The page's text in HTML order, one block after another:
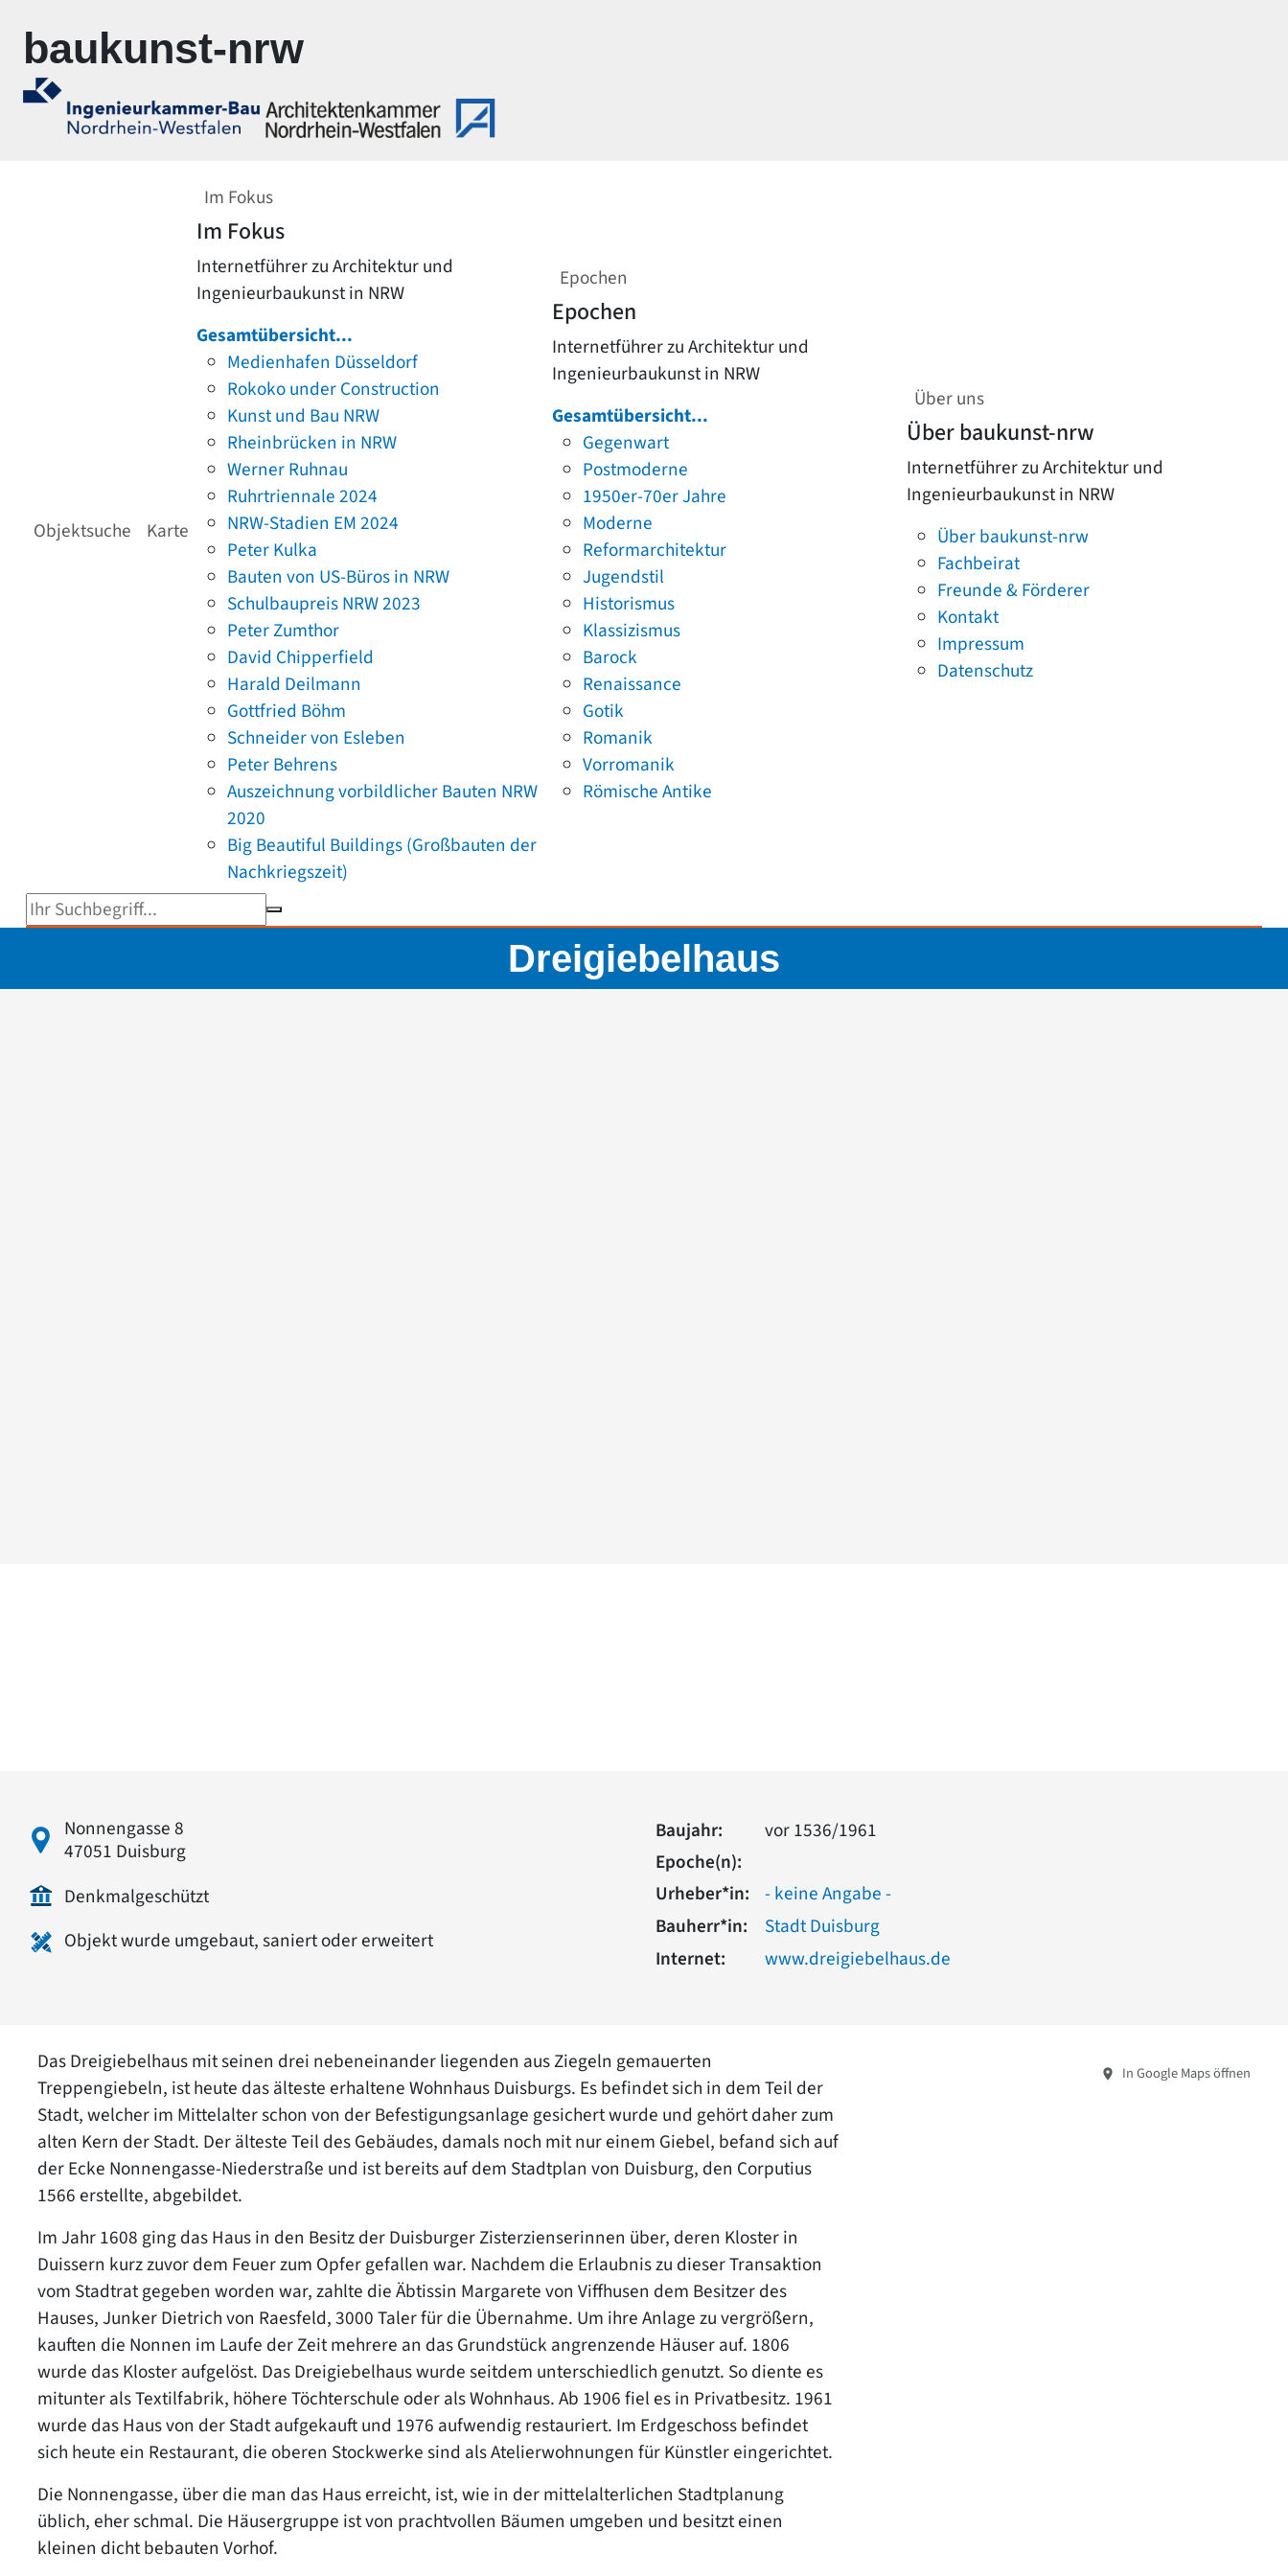
baukunst-nrw
Objektsuche Karte
Im Fokus
Im Fokus
Internetführer zu Architektur und
Ingenieurbaukunst in NRW
Gesamtübersicht...
Medienhafen Düsseldorf
Rokoko under Construction
Kunst und Bau NRW
Rheinbrücken in NRW
Werner Ruhnau
Ruhrtriennale 2024
NRW-Stadien EM 2024
Peter Kulka
Bauten von US-Büros in NRW
Schulbaupreis NRW 2023
Peter Zumthor
David Chipperfield
Harald Deilmann
Gottfried Böhm
Schneider von Esleben
Peter Behrens
Auszeichnung vorbildlicher Bauten NRW
2020
Big Beautiful Buildings (Großbauten der
Nachkriegszeit)
Epochen
Epochen
Internetführer zu Architektur und
Ingenieurbaukunst in NRW
Gesamtübersicht...
Gegenwart
Postmoderne
1950er-70er Jahre
Moderne
Reformarchitektur
Jugendstil
Historismus
Klassizismus
Barock
Renaissance
Gotik
Romanik
Vorromanik
Römische Antike
Über uns
Über baukunst-nrw
Internetführer zu Architektur und
Ingenieurbaukunst in NRW
Über baukunst-nrw
Fachbeirat
Freunde & Förderer
Kontakt
Impressum
Datenschutz
Suchbegriff eingeben
Dreigiebelhaus
Nonnengasse 8
47051 Duisburg
Denkmalgeschützt
Objekt wurde umgebaut, saniert oder erweitert
Baujahr:
vor 1536/1961
Epoche(n):
Urheber*in:
- keine Angabe -
Bauherr*in:
Stadt Duisburg
Internet:
www.dreigiebelhaus.de
Das Dreigiebelhaus mit seinen drei nebeneinander liegenden aus Ziegeln gemauerten
Treppengiebeln, ist heute das älteste erhaltene Wohnhaus Duisburgs. Es befindet sich in dem Teil der
Stadt, welcher im Mittelalter schon von der Befestigungsanlage gesichert wurde und gehört daher zum
alten Kern der Stadt. Der älteste Teil des Gebäudes, damals noch mit nur einem Giebel, befand sich auf
der Ecke Nonnengasse-Niederstraße und ist bereits auf dem Stadtplan von Duisburg, den Corputius
1566 erstellte, abgebildet.
Im Jahr 1608 ging das Haus in den Besitz der Duisburger Zisterzienserinnen über, deren Kloster in
Duissern kurz zuvor dem Feuer zum Opfer gefallen war. Nachdem die Erlaubnis zu dieser Transaktion
vom Stadtrat gegeben worden war, zahlte die Äbtissin Margarete von Viffhusen dem Besitzer des
Hauses, Junker Dietrich von Raesfeld, 3000 Taler für die Übernahme. Um ihre Anlage zu vergrößern,
kauften die Nonnen im Laufe der Zeit mehrere an das Grundstück angrenzende Häuser auf. 1806
wurde das Kloster aufgelöst. Das Dreigiebelhaus wurde seitdem unterschiedlich genutzt. So diente es
mitunter als Textilfabrik, höhere Töchterschule oder als Wohnhaus. Ab 1906 fiel es in Privatbesitz. 1961
wurde das Haus von der Stadt aufgekauft und 1976 aufwendig restauriert. Im Erdgeschoss befindet
sich heute ein Restaurant, die oberen Stockwerke sind als Atelierwohnungen für Künstler eingerichtet.
Die Nonnengasse, über die man das Haus erreicht, ist, wie in der mittelalterlichen Stadtplanung
üblich, eher schmal. Die Häusergruppe ist von prachtvollen Bäumen umgeben und besitzt einen
kleinen dicht bebauten Vorhof.
In Google Maps öffnen